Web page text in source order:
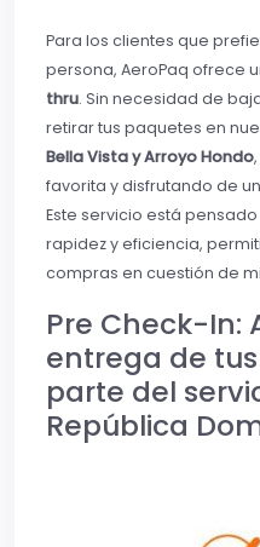
Para los clientes que
persona, AeroPaq ofrece
thru. Sin necesidad de
retirar tus paquetes en
Bella Vista y Arroyo Hondo
favorita y disfrutando de
Este servicio está
rapidez y eficiencia,
compras en cuestión de
Pre Check-In:
entrega de
parte del
República